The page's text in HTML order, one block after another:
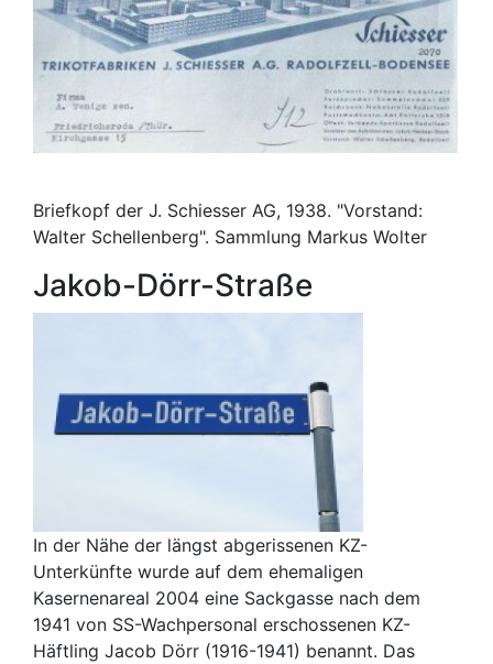
Briefkopf der J. Schiesser AG, 1938. "Vorstand:
Walter Schellenberg". Sammlung Markus Wolter
Jakob-Dörr-Straße
In der Nähe der längst abgerissenen KZ-
Unterkünfte wurde auf dem ehemaligen
Kasernenareal 2004 eine Sackgasse nach dem
1941 von SS-Wachpersonal erschossenen KZ-
Häftling Jacob Dörr (1916-1941) benannt. Das